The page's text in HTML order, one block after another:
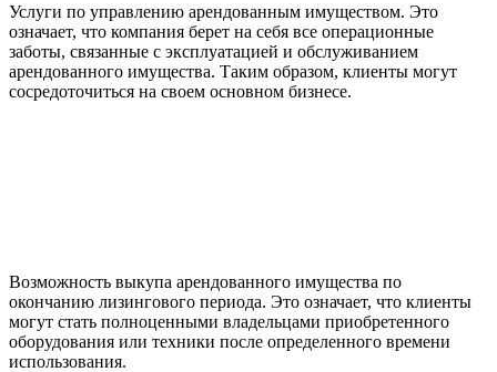
Услуги по управлению арендованным имуществом. Это
означает, что компания берет на себя все операционные
заботы, связанные с эксплуатацией и обслуживанием
арендованного имущества. Таким образом, клиенты могут
сосредоточиться на своем основном бизнесе.
Возможность выкупа арендованного имущества по
окончанию лизингового периода. Это означает, что клиенты
могут стать полноценными владельцами приобретенного
оборудования или техники после определенного времени
использования.